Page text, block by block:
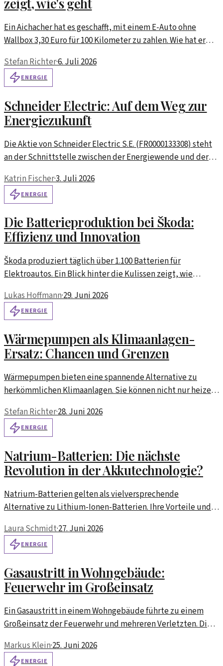
Ein Aichacher hat es geschafft, mit einem E-Auto ohne
Wallbox 3,30 Euro für 100 Kilometer zu zahlen. Wie hat er
Stefan Richter·6. Juli 2026
ENERGIE
Schneider Electric: Auf dem Weg zur
Energiezukunft
Die Aktie von Schneider Electric S.E. (FR0000133308) steht
an der Schnittstelle zwischen der Energiewende und der
bieten diverse Perspektiven auf das Unternehmen und die
Branche.
Katrin Fischer·3. Juli 2026
ENERGIE
Die Batterieproduktion bei Škoda:
Effizienz und Innovation
Škoda produziert täglich über 1.100 Batterien für
Elektroautos. Ein Blick hinter die Kulissen zeigt, wie
Hand gehen.
Lukas Hoffmann·29. Juni 2026
ENERGIE
Wärmepumpen als Klimaanlagen-
Ersatz: Chancen und Grenzen
Wärmepumpen bieten eine spannende Alternative zu
herkömmlichen Klimaanlagen. Sie können nicht nur heizen,
Stefan Richter·28. Juni 2026
ENERGIE
Natrium-Batterien: Die nächste
Revolution in der Akkutechnologie?
Natrium-Batterien gelten als vielversprechende
Alternative zu Lithium-Ionen-Batterien. Ihre Vorteile und
hier beleuchtet.
Laura Schmidt·27. Juni 2026
ENERGIE
Gasaustritt in Wohngebäude:
Feuerwehr im Großeinsatz
Ein Gasaustritt in einem Wohngebäude führte zu einem
Großeinsatz der Feuerwehr und mehreren Verletzten. Die
Markus Klein·25. Juni 2026
ENERGIE